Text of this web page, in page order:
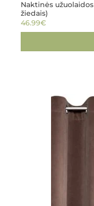
Naktinės
žiedais)
46.99€